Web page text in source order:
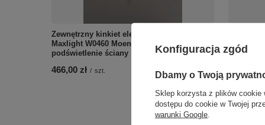
Zewnętrzny kinkiet elewacyjny 81cm
Maxlight W0460 Moena IP65 nowoczesne
podświetlenie ściany
466,00 zł / szt.
antracyt
Zermat
260,00 zł
Konfiguracja zgód
Dbamy o Twoją
Sklep korzysta z plików cookie
dostępu do cookie w Twojej
warunki Google